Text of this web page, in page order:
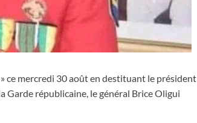
ce mercredi 30 août en destituant le président
Garde républicaine, le général Brice Oligui